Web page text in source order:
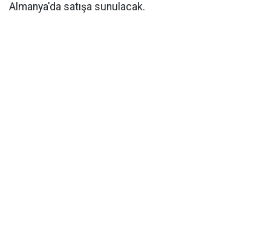
Almanya'da satışa sunulacak.